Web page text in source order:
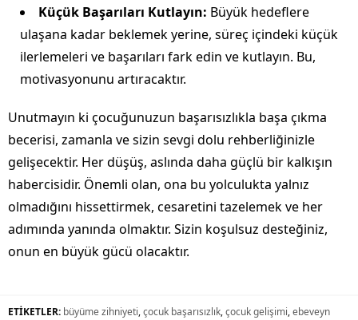
Küçük Başarıları Kutlayın: Büyük hedeflere
ulaşana kadar beklemek yerine, süreç içindeki küçük
ilerlemeleri ve başarıları fark edin ve kutlayın. Bu,
motivasyonunu artıracaktır.
Unutmayın ki çocuğunuzun başarısızlıkla başa çıkma
becerisi, zamanla ve sizin sevgi dolu rehberliğinizle
gelişecektir. Her düşüş, aslında daha güçlü bir kalkışın
habercisidir. Önemli olan, ona bu yolculukta yalnız
olmadığını hissettirmek, cesaretini tazelemek ve her
adımında yanında olmaktır. Sizin koşulsuz desteğiniz,
onun en büyük gücü olacaktır.
ETİKETLER: büyüme zihniyeti,çocuk başarısızlık,çocuk gelişimi,ebeveyn